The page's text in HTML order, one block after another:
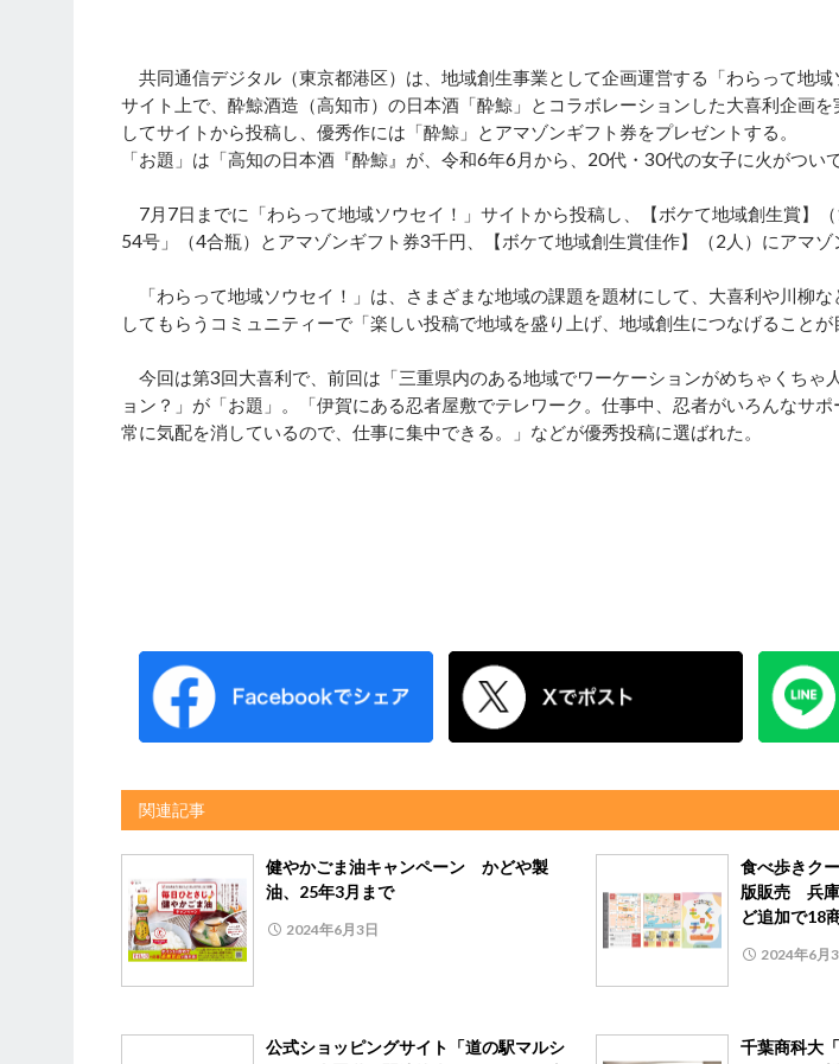
共同通信デジタル（東京都港区）は、地域創生事業として企画運営する「わらって地
サイト上で、酔鯨酒造（高知市）の日本酒「酔鯨」とコラボレーションした大喜利企画
してサイトから投稿し、優秀作には「酔鯨」とアマゾンギフト券をプレゼントする。
「お題」は「高知の日本酒『酔鯨』が、令和6年6月から、20代・30代の女子に火がつい
7月7日までに「わらって地域ソウセイ！」サイトから投稿し、【ボケて地域創生賞】
54号」（4合瓶）とアマゾンギフト券3千円、【ボケて地域創生賞佳作】（2人）にアマゾ
「わらって地域ソウセイ！」は、さまざまな地域の課題を題材にして、大喜利や川柳
してもらうコミュニティーで「楽しい投稿で地域を盛り上げ、地域創生につなげることが
今回は第3回大喜利で、前回は「三重県内のある地域でワーケーションがめちゃくちゃ
ョン？」が「お題」。「伊賀にある忍者屋敷でテレワーク。仕事中、忍者がいろんなサポ
常に気配を消しているので、仕事に集中できる。」などが優秀投稿に選ばれた。
関連記事
健やかごま油キャンペーン かどや製
油、25年3月まで
2024年6月3日
食べ歩きク
版販売 兵庫
ど追加で18
2024年6月
公式ショッピングサイト「道の駅マルシ
千葉商科大